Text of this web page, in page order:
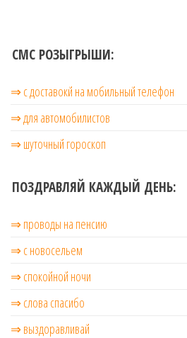
СМС РОЗЫГРЫШИ:
⇒ с доставокй на мобильный телефон
⇒ для автомобилистов
⇒ шуточный гороскоп
ПОЗДРАВЛЯЙ КАЖДЫЙ ДЕНЬ:
⇒ проводы на пенсию
⇒ с новосельем
⇒ cпокойной ночи
⇒ слова спасибо
⇒ выздоравливай